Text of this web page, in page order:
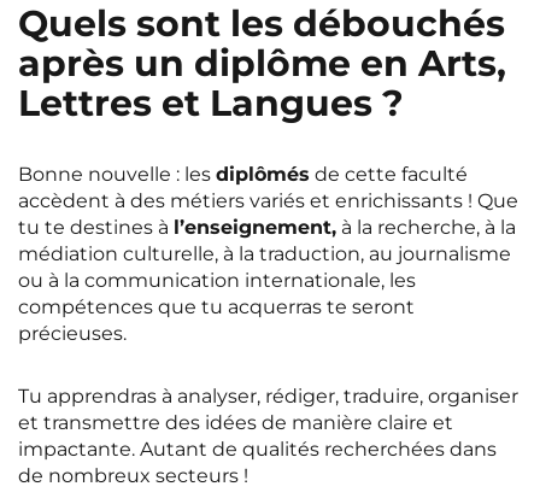
Quels sont les débouchés
après un diplôme en Arts,
Lettres et Langues ?
Bonne nouvelle : les diplômés de cette faculté
accèdent à des métiers variés et enrichissants ! Que
tu te destines à l’enseignement, à la recherche, à la
médiation culturelle, à la traduction, au journalisme
ou à la communication internationale, les
compétences que tu acquerras te seront
précieuses.
Tu apprendras à analyser, rédiger, traduire, organiser
et transmettre des idées de manière claire et
impactante. Autant de qualités recherchées dans
de nombreux secteurs !